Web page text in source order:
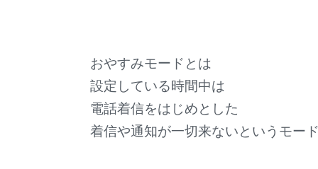
おやすみモードとは
設定している時間中は
電話着信をはじめとした
着信や通知が一切来ないというモー